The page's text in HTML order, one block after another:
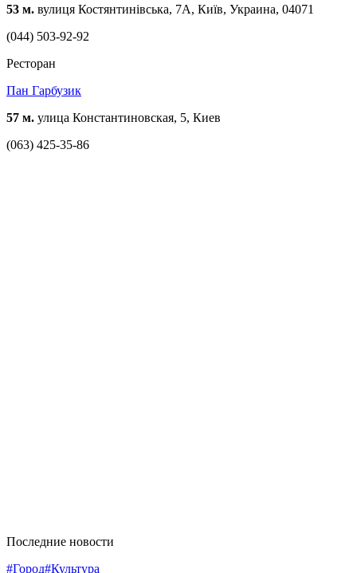
53 м. вулиця Костянтинівська, 7A, Київ, Украина, 04071
(044) 503-92-92
Ресторан
Пан Гарбузик
57 м. улица Константиновская, 5, Киев
(063) 425-35-86
Последние новости
#Город#Культура